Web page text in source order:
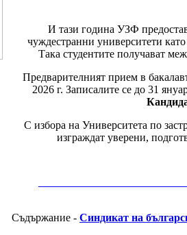
И тази година УЗФ
чуждестранни университети
Така студентите получават
Предварителният прием в
2026 г. Записалите се до 31
С избора на Университета по
изграждат уверени,
Съдържание - Синдикат на